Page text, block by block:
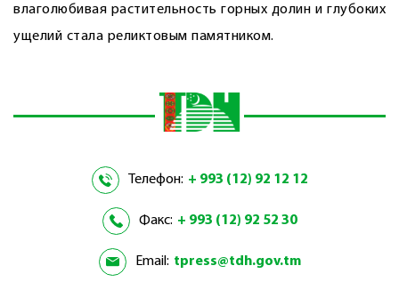
влаголюбивая растительность горных долин и глубоких
ущелий стала реликтовым памятником.
Телефон: + 993 (12) 92 12 12
Факс: + 993 (12) 92 52 30
Email: tpress@tdh.gov.tm